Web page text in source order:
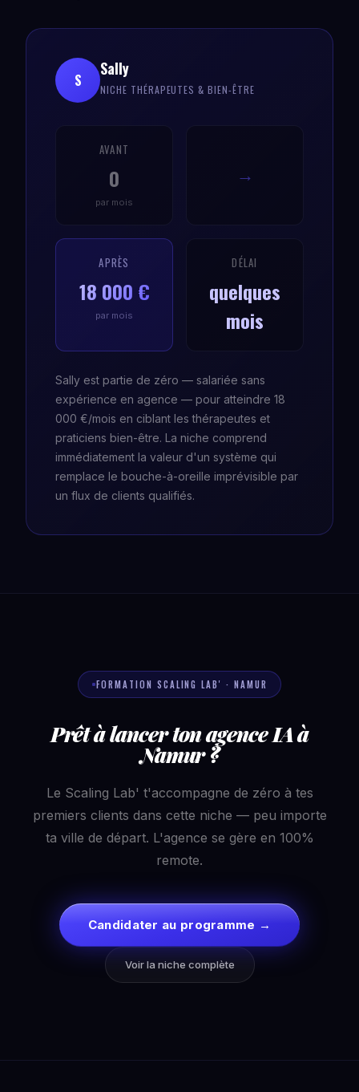
S
Sally
NICHE THÉRAPEUTES & BIEN-ÊTRE
AVANT
0
par mois
→
APRÈS
18 000 €
par mois
DÉLAI
quelques
mois
Sally est partie de zéro — salariée sans
expérience en agence — pour atteindre 18
000 €/mois en ciblant les thérapeutes et
praticiens bien-être. La niche comprend
immédiatement la valeur d'un système qui
remplace le bouche-à-oreille imprévisible par
un flux de clients qualifiés.
FORMATION SCALING LAB' · NAMUR
Prêt à lancer ton agence IA à
Namur ?
Le Scaling Lab' t'accompagne de zéro à tes
premiers clients dans cette niche — peu importe
ta ville de départ. L'agence se gère en 100%
remote.
Candidater au programme →
Voir la niche complète